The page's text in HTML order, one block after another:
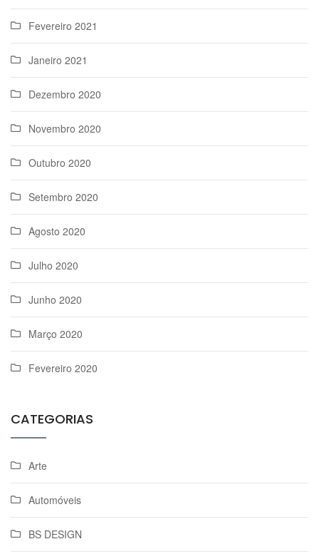
Fevereiro 2021
Janeiro 2021
Dezembro 2020
Novembro 2020
Outubro 2020
Setembro 2020
Agosto 2020
Julho 2020
Junho 2020
Março 2020
Fevereiro 2020
CATEGORIAS
Arte
Automóveis
BS DESIGN